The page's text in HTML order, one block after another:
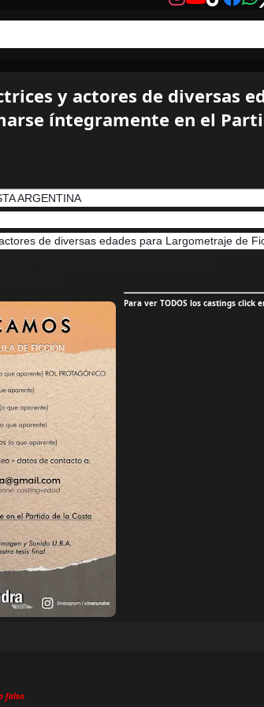
y actores de diversas
íntegramente en el
ARGENTINA
de diversas edades para Largometraje de
Para ver TODOS los castings click
falso